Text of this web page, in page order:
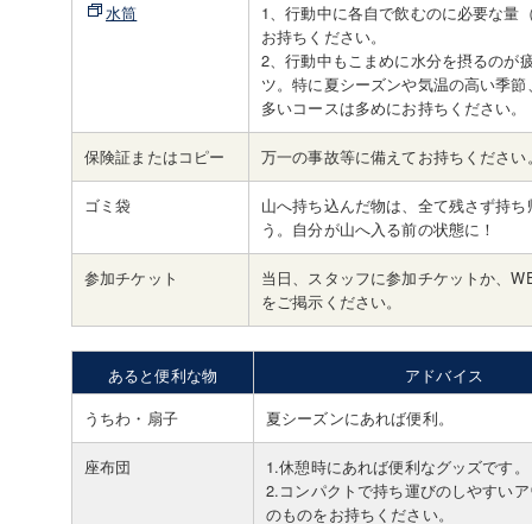
水筒
1、行動中に各自で飲むのに必要な量
お持ちください。
2、行動中もこまめに水分を摂るのが
ツ。特に夏シーズンや気温の高い季
多いコースは多めにお持ちください。
保険証またはコピー 万一の事故等に備えてお持ちください
ゴミ袋
山へ持ち込んだ物は、全て残さず持
う。自分が山へ入る前の状態に！
参加チケット
当日、スタッフに参加チケットか、
をご掲示ください。
あると便利な物
アドバイス
うちわ・扇子
夏シーズンにあれば便利。
座布団
1.休憩時にあれば便利なグッズです。
2.コンパクトで持ち運びのしやすい
のものをお持ちください。